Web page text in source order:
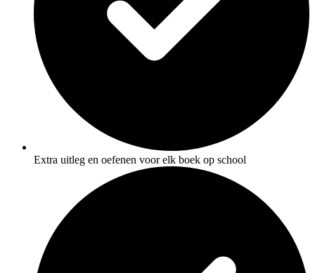
Extra uitleg en oefenen voor elk boek op school